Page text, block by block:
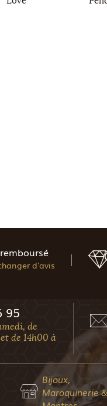
d'avis
95
de
de 14h00 à
Bijoux,
Maroquinerie &